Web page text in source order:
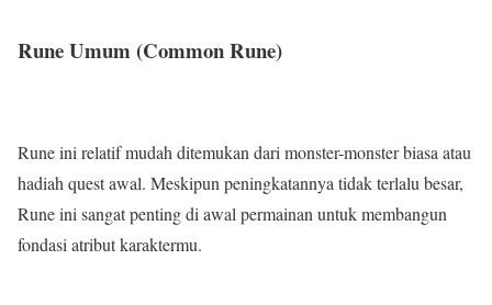
Rune Umum (Common Rune)
Rune ini relatif mudah ditemukan dari monster-monster biasa atau
hadiah quest awal. Meskipun peningkatannya tidak terlalu besar,
Rune ini sangat penting di awal permainan untuk membangun
fondasi atribut karaktermu.